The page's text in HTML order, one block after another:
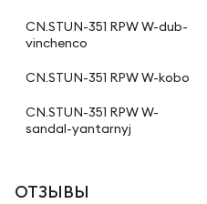
CN.STUN-351 RPW W-dub-
vinchenco
CN.STUN-351 RPW W-kobo
CN.STUN-351 RPW W-
sandal-yantarnyj
ОТЗЫВЫ